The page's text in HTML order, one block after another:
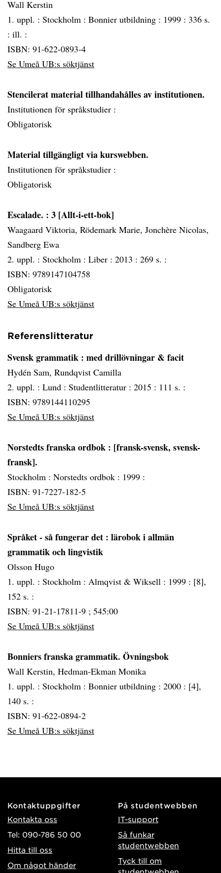
Wall Kerstin
1. uppl. : Stockholm : Bonnier utbildning : 1999 : 336 s.
: ill. :
ISBN: 91-622-0893-4
Se Umeå UB:s söktjänst
Stencilerat material tillhandahålles av institutionen.
Institutionen för språkstudier :
Obligatorisk
Material tillgängligt via kurswebben.
Institutionen för språkstudier :
Obligatorisk
Escalade. : 3 [Allt-i-ett-bok]
Waagaard Viktoria, Rödemark Marie, Jonchère Nicolas,
Sandberg Ewa
2. uppl. : Stockholm : Liber : 2013 : 269 s. :
ISBN: 9789147104758
Obligatorisk
Se Umeå UB:s söktjänst
Referenslitteratur
Svensk grammatik : med drillövningar & facit
Hydén Sam, Rundqvist Camilla
2. uppl. : Lund : Studentlitteratur : 2015 : 111 s. :
ISBN: 9789144110295
Se Umeå UB:s söktjänst
Norstedts franska ordbok : [fransk-svensk, svensk-
fransk].
Stockholm : Norstedts ordbok : 1999 :
ISBN: 91-7227-182-5
Se Umeå UB:s söktjänst
Språket - så fungerar det : lärobok i allmän
grammatik och lingvistik
Olsson Hugo
1. uppl. : Stockholm : Almqvist & Wiksell : 1999 : [8],
152 s. :
ISBN: 91-21-17811-9 ; 545:00
Se Umeå UB:s söktjänst
Bonniers franska grammatik. Övningsbok
Wall Kerstin, Hedman-Ekman Monika
1. uppl. : Stockholm : Bonnier utbildning : 2000 : [4],
140 s. :
ISBN: 91-622-0894-2
Se Umeå UB:s söktjänst
Kontaktuppgifter
Kontakta oss
Tel: 090-786 50 00
Hitta till oss
Om något händer
På studentwebben
IT-support
Så funkar
studentwebben
Tyck till om